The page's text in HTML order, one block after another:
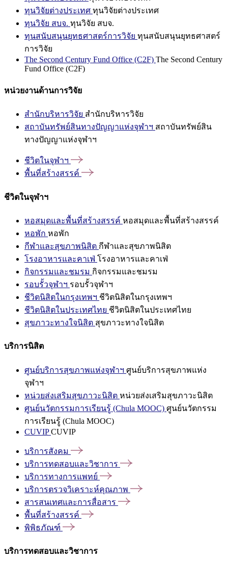
ทุนวิจัยต่างประเทศ ทุนวิจัยต่างประเทศ
ทุนวิจัย สบจ. ทุนวิจัย สบจ.
ทุนสนับสนุนยุทธศาสตร์การวิจัย ทุนสนับสนุนยุทธศาสตร์
การวิจัย
The Second Century Fund Office (C2F) The Second Century
Fund Office (C2F)
หน่วยงานด้านการวิจัย
สำนักบริหารวิจัย สำนักบริหารวิจัย
สถาบันทรัพย์สินทางปัญญาแห่งจุฬาฯ สถาบันทรัพย์สิน
ทางปัญญาแห่งจุฬาฯ
ชีวิตในจุฬาฯ
พื้นที่สร้างสรรค์
ชีวิตในจุฬาฯ
หอสมุดและพื้นที่สร้างสรรค์ หอสมุดและพื้นที่สร้างสรรค์
หอพัก หอพัก
กีฬาและสุขภาพนิสิต กีฬาและสุขภาพนิสิต
โรงอาหารและคาเฟ่ โรงอาหารและคาเฟ่
กิจกรรมและชมรม กิจกรรมและชมรม
รอบรั้วจุฬาฯ รอบรั้วจุฬาฯ
ชีวิตนิสิตในกรุงเทพฯ ชีวิตนิสิตในกรุงเทพฯ
ชีวิตนิสิตในประเทศไทย ชีวิตนิสิตในประเทศไทย
สุขภาวะทางใจนิสิต สุขภาวะทางใจนิสิต
บริการนิสิต
ศูนย์บริการสุขภาพแห่งจุฬาฯ ศูนย์บริการสุขภาพแห่ง
จุฬาฯ
หน่วยส่งเสริมสุขภาวะนิสิต หน่วยส่งเสริมสุขภาวะนิสิต
ศูนย์นวัตกรรมการเรียนรู้ (Chula MOOC) ศูนย์นวัตกรรม
การเรียนรู้ (Chula MOOC)
CUVIPCUVIP
บริการสังคม
บริการทดสอบและวิชาการ
บริการทางการแพทย์
บริการตรวจวิเคราะห์คุณภาพ
สารสนเทศและการสื่อสาร
พื้นที่สร้างสรรค์
พิพิธภัณฑ์
บริการทดสอบและวิชาการ